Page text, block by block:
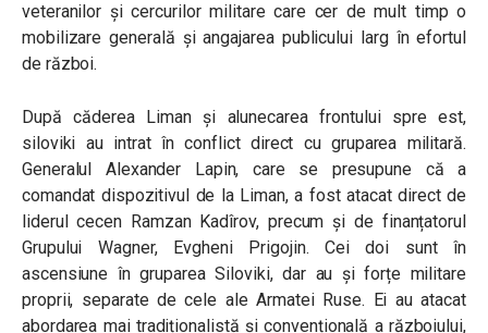
veteranilor și cercurilor militare care cer de mult timp o
mobilizare generală și angajarea publicului larg în efortul
de război.
După căderea Liman și alunecarea frontului spre est,
siloviki au intrat în conflict direct cu gruparea militară.
Generalul Alexander Lapin, care se presupune că a
comandat dispozitivul de la Liman, a fost atacat direct de
liderul cecen Ramzan Kadîrov, precum și de finanțatorul
Grupului Wagner, Evgheni Prigojin. Cei doi sunt în
ascensiune în gruparea Siloviki, dar au și forțe militare
proprii, separate de cele ale Armatei Ruse. Ei au atacat
abordarea mai tradiționalistă și convențională a războiului,